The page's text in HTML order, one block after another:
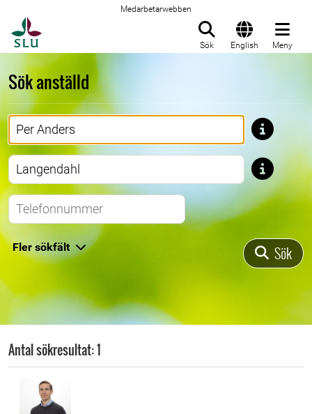
Medarbetarwebben
Sök English Meny
Sök anställd
Förnamn
Efternamn
Telefonnummer
Fler sökfält Sök
Antal sökresultat: 1